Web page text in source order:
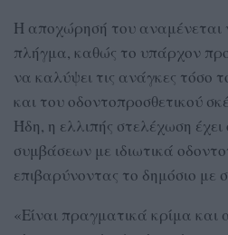
Η αποχώρησή του αναμένεται
πλήγμα, καθώς το υπάρχον
να καλύψει τις ανάγκες τόσο
και του οδοντοπροσθετικού
Ήδη, η ελλιπής στελέχωση
συμβάσεων με ιδιωτικά
επιβαρύνοντας το δημόσιο με
«Είναι πραγματικά κρίμα